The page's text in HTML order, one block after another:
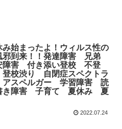
み始まったよ！ウィルス性の
邪到来！！発達障害 兄弟
障害 付き添い登校 不登
校渋り 自閉症スペクトラ
スペルガー 学習障害 読
き障害 子育て 夏休み 夏
2022.07.24